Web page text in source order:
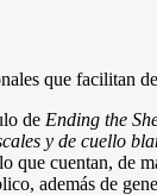
que facilitan
de Ending the
y de cuello
cuentan, de
además de